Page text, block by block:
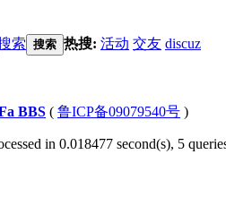
索 搜索 热搜: 活动 交友 discuz
BBS ( 鲁ICP备09079540号 )
in 0.018477 second(s), 5